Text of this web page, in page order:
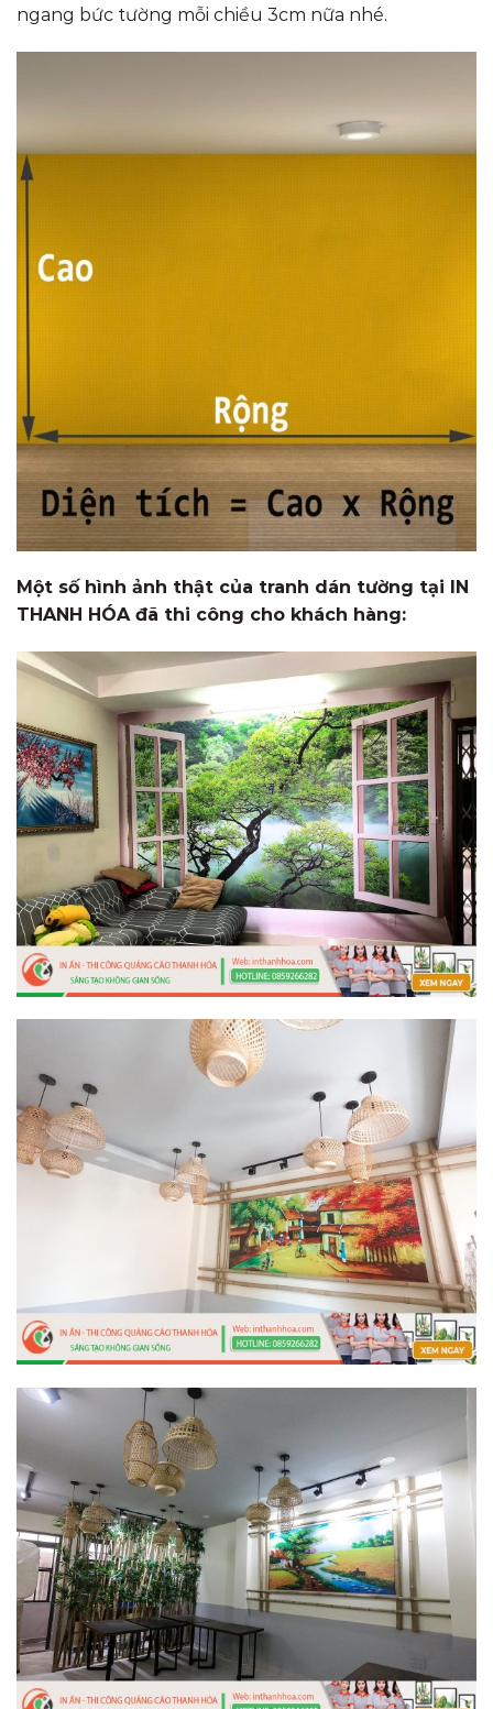
ngang bức tường mỗi chiều 3cm nữa nhé.
Một số hình ảnh thật của tranh dán tường tại IN
THANH HÓA đã thi công cho khách hàng: